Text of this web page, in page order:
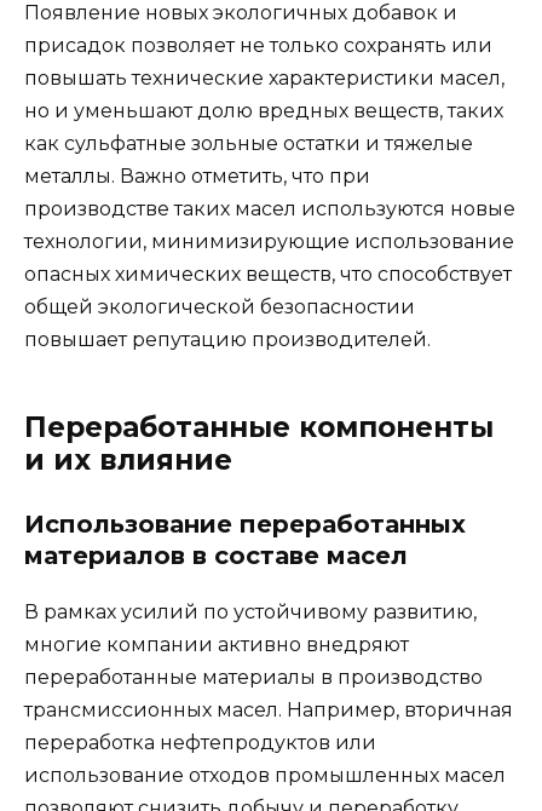
Появление новых экологичных добавок и
присадок позволяет не только сохранять или
повышать технические характеристики масел,
но и уменьшают долю вредных веществ, таких
как сульфатные зольные остатки и тяжелые
металлы. Важно отметить, что при
производстве таких масел используются новые
технологии, минимизирующие использование
опасных химических веществ, что способствует
общей экологической безопасностии
повышает репутацию производителей.
Переработанные компоненты
и их влияние
Использование переработанных
материалов в составе масел
В рамках усилий по устойчивому развитию,
многие компании активно внедряют
переработанные материалы в производство
трансмиссионных масел. Например, вторичная
переработка нефтепродуктов или
использование отходов промышленных масел